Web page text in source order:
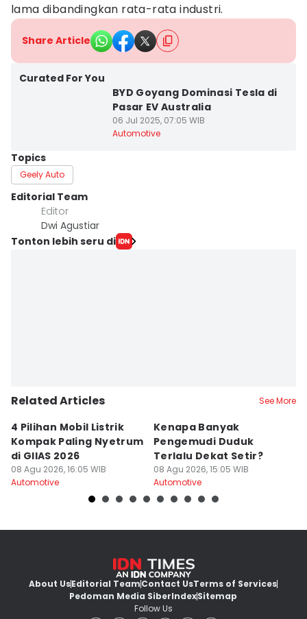
lama dibandingkan rata-rata industri.
Share Article
Curated For You
BYD Goyang Dominasi Tesla di
Pasar EV Australia
06 Jul 2025, 07:05 WIB
Automotive
Topics
Geely Auto
Editorial Team
Editor
Dwi Agustiar
Tonton lebih seru di
Related Articles See More
4 Pilihan Mobil Listrik
Kompak Paling Nyetrum
di GIIAS 2026
08 Agu 2026, 16:05 WIB
Automotive
Kenapa Banyak
Pengemudi Duduk
Terlalu Dekat Setir?
08 Agu 2026, 15:05 WIB
Automotive
About UsEditorial TeamContact UsTerms of Services
Pedoman Media SiberIndexSitemap
Follow Us